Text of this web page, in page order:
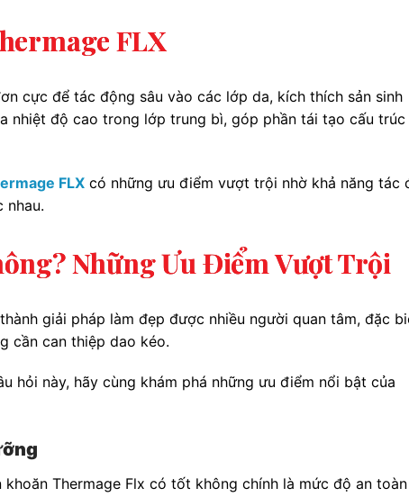
FLX
cực để tác động sâu vào các lớp da, kích thích sản sinh
nhiệt độ cao trong lớp trung bì, góp phần tái tạo cấu trúc
FLX có những ưu điểm vượt trội nhờ khả năng tác
nhau.
Những Ưu Điểm Vượt Trội
giải pháp làm đẹp được nhiều người quan tâm, đặc
cần can thiệp dao kéo.
hỏi này, hãy cùng khám phá những ưu điểm nổi bật của
Thermage Flx có tốt không chính là mức độ an